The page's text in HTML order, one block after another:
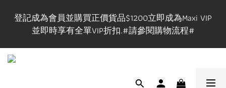
登記成為會員並購買正價貨品$1200立即成為Maxi VIP
並即時享有全單VIP折扣.#請參閱購物流程#
登記成為會員並購買正價貨品$1200立即成為Maxi VIP
並即時享有全單VIP折扣.#請參閱購物流程#